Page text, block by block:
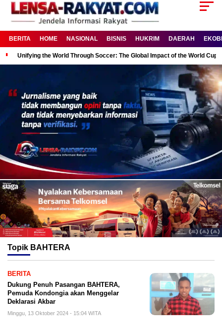
BERITA HOME NASIONAL BISNIS HUKRIM DAERAH
Unifying the World Through Soccer: The Global Impact of the World Cup
Topik BAHTERA
BERITA
Dukung Penuh Pasangan BAHTERA,
Pemuda Kondongia akan Menggelar
Deklarasi Akbar
Minggu, 13 Oktober 2024 - 15:04 WITA